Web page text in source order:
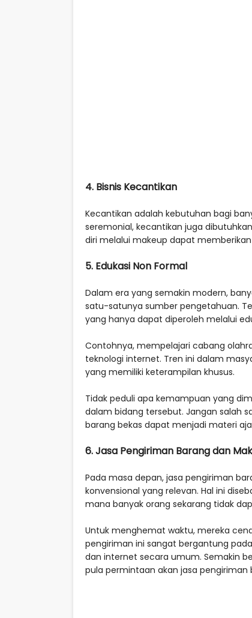
4. Bisnis Kecantikan
Kecantikan adalah kebutuhan bagi
seremonial, kecantikan juga
diri melalui makeup dapat
5. Edukasi Non Formal
Dalam era yang semakin modern,
satu-satunya sumber pengetahuan.
yang hanya dapat diperoleh melalui
Contohnya, mempelajari cabang
teknologi internet. Tren ini dalam
yang memiliki keterampilan khusus.
Tidak peduli apa kemampuan yang
dalam bidang tersebut. Jangan salah
barang bekas dapat menjadi materi
6. Jasa Pengiriman Barang dan
Pada masa depan, jasa pengiriman
konvensional yang relevan. Hal ini
mana banyak orang sekarang tidak
Untuk menghemat waktu, mereka
pengiriman ini sangat bergantung
dan internet secara umum. Semakin
pula permintaan akan jasa pengiriman